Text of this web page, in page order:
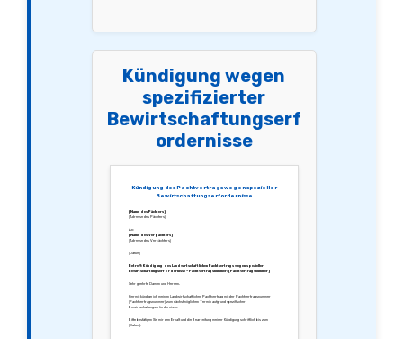
Kündigung wegen
spezifizierter
Bewirtschaftungserf
ordernisse
Kündigung des Pachtvertrags wegen spezieller
Bewirtschaftungserfordernisse
[Name des Pächters]
[Adresse des Pächters]
An:
[Name des Verpächters]
[Adresse des Verpächters]
[Datum]
Betreff: Kündigung des Landwirtschaftlichen Pachtvertrags wegen spezieller
Bewirtschaftungserfordernisse – Pachtvertragsnummer: [Pachtvertragsnummer]
Sehr geehrte Damen und Herren,
hiermit kündige ich meinen Landwirtschaftlichen Pachtvertrag mit der Pachtvertragsnummer
[Pachtvertragsnummer] zum nächstmöglichen Termin aufgrund spezifischer
Bewirtschaftungserfordernisse.
Bitte bestätigen Sie mir den Erhalt und die Bearbeitung meiner Kündigung schriftlich bis zum
[Datum].